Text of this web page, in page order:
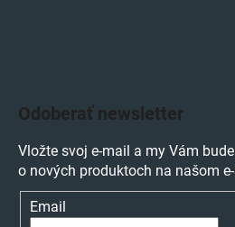
Odoberať newsletter
Vložte svoj e-mail a my Vám
o nových produktoch na našom
Email